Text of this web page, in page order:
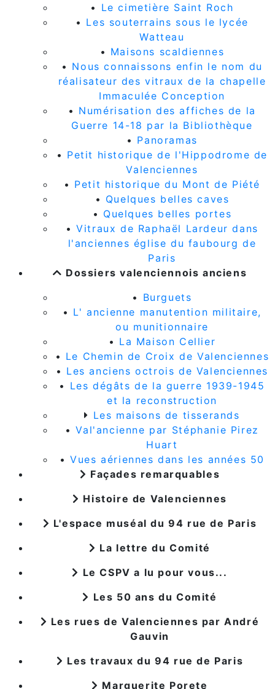
• Le cimetière Saint Roch
• Les souterrains sous le lycée
Watteau
• Maisons scaldiennes
• Nous connaissons enfin le nom du
réalisateur des vitraux de la chapelle
Immaculée Conception
• Numérisation des affiches de la
Guerre 14-18 par la Bibliothèque
• Panoramas
• Petit historique de l'Hippodrome de
Valenciennes
• Petit historique du Mont de Piété
• Quelques belles caves
• Quelques belles portes
•Vitraux de Raphaël Lardeur dans
l'anciennes église du faubourg de
Paris
Dossiers valenciennois anciens
• Burguets
• L' ancienne manutention militaire,
ou munitionnaire
• La Maison Cellier
• Le Chemin de Croix de Valenciennes
• Les anciens octrois de Valenciennes
• Les dégâts de la guerre 1939-1945
et la reconstruction
Les maisons de tisserands
•Val'ancienne par Stéphanie Pirez
Huart
•Vues aériennes dans les années 50
Façades remarquables
Histoire de Valenciennes
L'espace muséal du 94 rue de Paris
La lettre du Comité
Le CSPV a lu pour vous...
Les 50 ans du Comité
Les rues de Valenciennes par André
Gauvin
Les travaux du 94 rue de Paris
Marguerite Porete